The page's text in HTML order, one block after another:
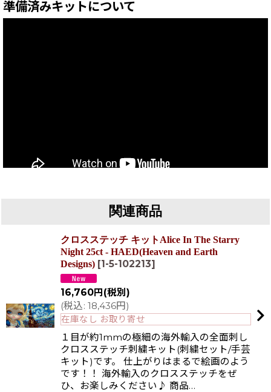
準備済みキットについて
関連商品
クロスステッチ キットAlice In The Starry
Night 25ct - HAED(Heaven and Earth
Designs) [1-5-102213]
16,760円(税別)
(税込: 18,436円)
在庫なし お取り寄せ
１目が約1mmの極細の海外輸入の全面刺し
クロスステッチ刺繍キット(刺繍セット/手芸
キット)です。 仕上がりはまるで絵画のよう
です！！ 海外輸入のクロスステッチをぜ
ひ、お楽しみください♪ 商品…